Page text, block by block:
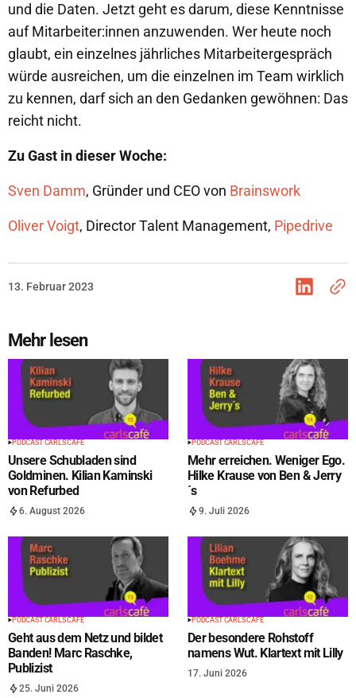
und die Daten. Jetzt geht es darum, diese Kenntnisse
auf Mitarbeiter:innen anzuwenden. Wer heute noch
glaubt, ein einzelnes jährliches Mitarbeitergespräch
würde ausreichen, um die einzelnen im Team wirklich
zu kennen, darf sich an den Gedanken gewöhnen: Das
reicht nicht.
Zu Gast in dieser Woche:
Sven Damm, Gründer und CEO von Brainswork
Oliver Voigt, Director Talent Management, Pipedrive
13. Februar 2023
Mehr lesen
PODCAST CARLS CAFÉ
Unsere Schubladen sind
Goldminen. Kilian Kaminski
von Refurbed
6. August 2026
PODCAST CARLS CAFÉ
Mehr erreichen. Weniger Ego.
Hilke Krause von Ben & Jerry
´s
9. Juli 2026
PODCAST CARLS CAFÉ
Geht aus dem Netz und bildet
Banden! Marc Raschke,
Publizist
25. Juni 2026
PODCAST CARLS CAFÉ
Der besondere Rohstoff
namens Wut. Klartext mit Lilly
17. Juni 2026